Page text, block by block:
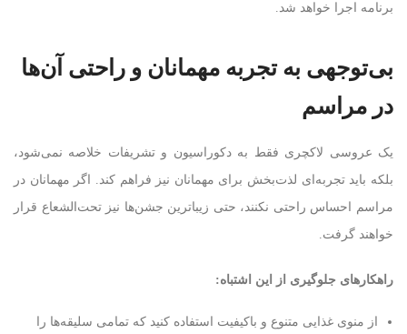
برنامه اجرا خواهد شد.
بی‌توجهی به تجربه مهمانان و راحتی آن‌ها
در مراسم
یک عروسی لاکچری فقط به دکوراسیون و تشریفات خلاصه نمی‌شود،
بلکه باید تجربه‌ای لذت‌بخش برای مهمانان نیز فراهم کند. اگر مهمانان در
مراسم احساس راحتی نکنند، حتی زیباترین جشن‌ها نیز تحت‌الشعاع قرار
خواهند گرفت.
راهکارهای جلوگیری از این اشتباه:
از منوی غذایی متنوع و باکیفیت استفاده کنید که تمامی سلیقه‌ها را